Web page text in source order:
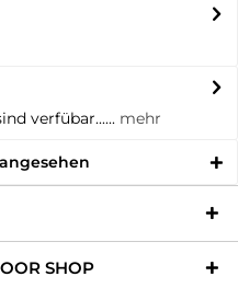
verfübar...... mehr
SHOP